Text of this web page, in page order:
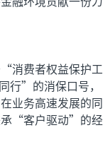
消费者权益保护工
”的消保口号，
业务高速发展的同
承“客户驱动”的经